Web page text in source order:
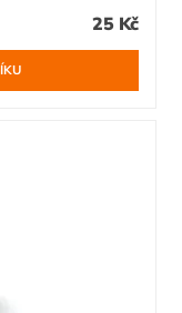
25 Kč